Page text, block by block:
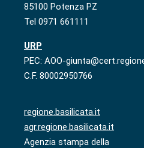
85100 Potenza PZ
Tel 0971 661111
URP
PEC: AOO-
C.F. 80002950766
regione.basilicata.it
agr.regione.basilicata.it
Agenzia stampa della